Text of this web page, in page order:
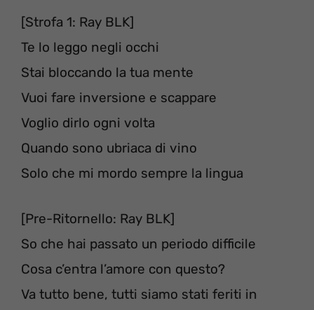
[Strofa 1: Ray BLK]
Te lo leggo negli occhi
Stai bloccando la tua mente
Vuoi fare inversione e scappare
Voglio dirlo ogni volta
Quando sono ubriaca di vino
Solo che mi mordo sempre la lingua
[Pre-Ritornello: Ray BLK]
So che hai passato un periodo difficile
Cosa c’entra l’amore con questo?
Va tutto bene, tutti siamo stati feriti in